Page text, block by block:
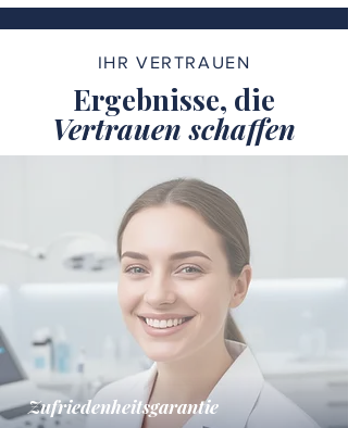
IHR VERTRAUEN
Ergebnisse, die
Vertrauen schaffen
Zufriedenheitsgarantie